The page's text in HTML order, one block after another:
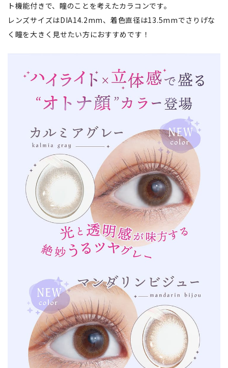
ト機能付きで、瞳のことを考えたカラコンです。
レンズサイズはDIA14.2mm、着色直径は13.5mmでさりげな
く瞳を大きく見せたい方におすすめです！